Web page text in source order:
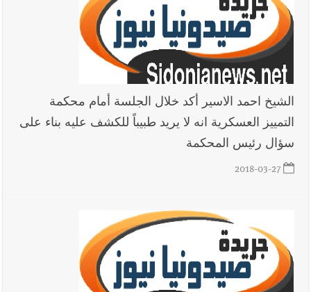
الشيخ احمد الاسير أكد خلال الجلسة أمام محكمة
التمييز العسكرية انه لا يريد طبيباً للكشف عليه بناء على
سؤال رئيس المحكمة
2018-03-27